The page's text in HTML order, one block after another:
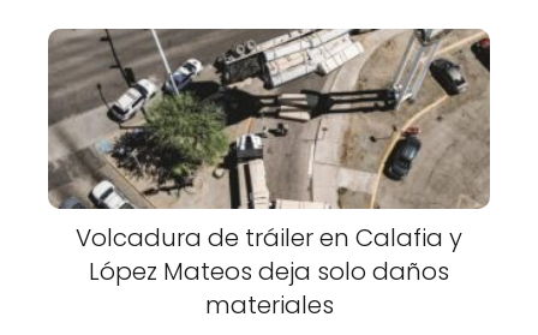
Volcadura de tráiler en Calafia y
López Mateos deja solo daños
materiales